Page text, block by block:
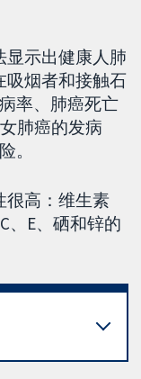
显示出健康人肺
吸烟者和接触石
率、肺癌死亡
肺癌的发病
。
很高：维生素
、E、硒和锌的